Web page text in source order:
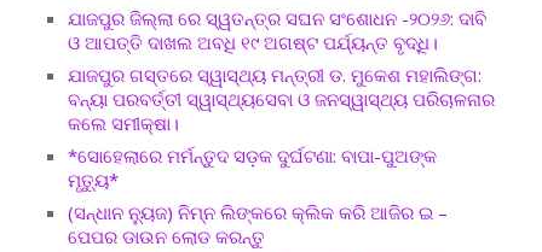
ଯାଜପୁର ଜିଲ୍ଲା ରେ ସ୍ୱତନ୍ତ୍ର ସଘନ ସଂଶୋଧନ -୨୦୨୬: ଦାବି
ଓ ଆପତ୍ତି ଦାଖଲ ଅବଧି ୧୯ ଅଗଷ୍ଟ ପର୍ଯ୍ୟନ୍ତ ବୃଦ୍ଧି।
ଯାଜପୁର ଗସ୍ତରେ ସ୍ୱାସ୍ଥ୍ୟ ମନ୍ତ୍ରୀ ଡ. ମୁକେଶ ମହାଲିଙ୍ଗ:
ବନ୍ୟା ପରବର୍ତ୍ତୀ ସ୍ୱାସ୍ଥ୍ୟସେବା ଓ ଜନସ୍ୱାସ୍ଥ୍ୟ ପରିଚାଳନାର
କଲେ ସମୀକ୍ଷା।
*ସୋହେଲାରେ ମର୍ମନ୍ତୁଦ ସଡ଼କ ଦୁର୍ଘଟଣା: ବାପା-ପୁଅଙ୍କ
ମୃତ୍ୟୁ*
(ସନ୍ଧାନ ନ୍ୟୁଜ) ନିମ୍ନ ଲିଙ୍କରେ କ୍ଲିକ କରି ଆଜିର ଇ –
ପେପର ଡାଉନ ଲୋଡ କରନ୍ତୁ